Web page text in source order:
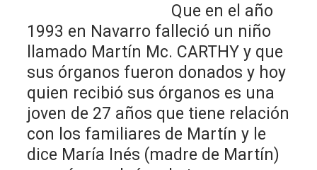
Que en el año
1993 en Navarro falleció un niño
llamado Martín Mc. CARTHY y que
sus órganos fueron donados y hoy
quien recibió sus órganos es una
joven de 27 años que tiene relación
con los familiares de Martín y le
dice María Inés (madre de Martín)